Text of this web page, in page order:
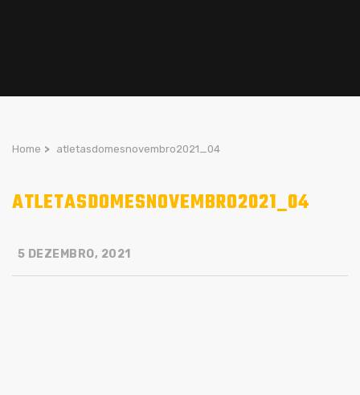
Home > atletasdomesnovembro2021_04
ATLETASDOMESNOVEMBRO2021_04
5 DEZEMBRO, 2021